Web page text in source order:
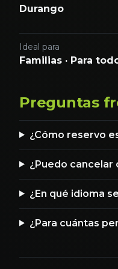
Durango
Ideal para
Familias · Para
Preguntas
¿Cómo reservo
¿Puedo cancelar
¿En qué idioma
¿Para cuántas